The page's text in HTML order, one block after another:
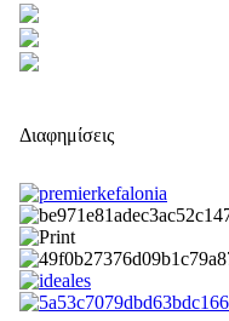
Διαφημίσεις